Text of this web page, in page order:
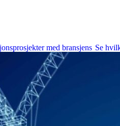
med bransjens Se